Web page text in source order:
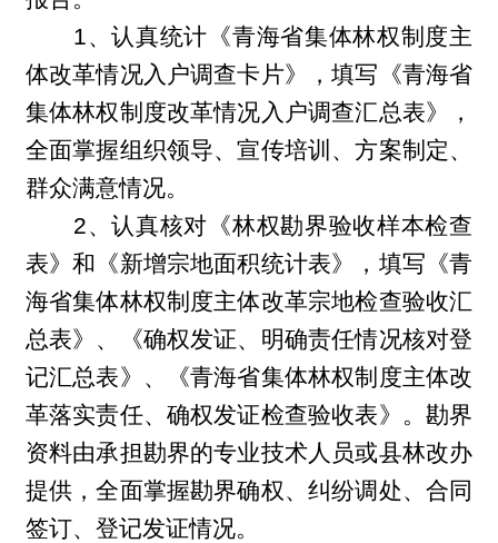
1、认真统计《青海省集体林权制度主
体改革情况入户调查卡片》，填写《青海省
集体林权制度改革情况入户调查汇总表》，
全面掌握组织领导、宣传培训、方案制定、
群众满意情况。
2、认真核对《林权勘界验收样本检查
表》和《新增宗地面积统计表》，填写《青
海省集体林权制度主体改革宗地检查验收汇
总表》、《确权发证、明确责任情况核对登
记汇总表》、《青海省集体林权制度主体改
革落实责任、确权发证检查验收表》。勘界
资料由承担勘界的专业技术人员或县林改办
提供，全面掌握勘界确权、纠纷调处、合同
签订、登记发证情况。